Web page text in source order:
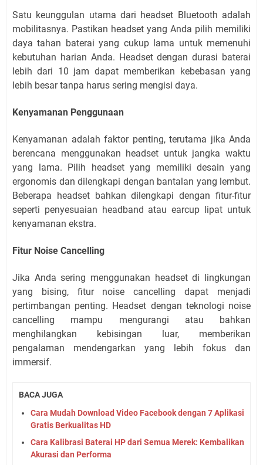
Satu keunggulan utama dari headset Bluetooth adalah
mobilitasnya. Pastikan headset yang Anda pilih memiliki
daya tahan baterai yang cukup lama untuk memenuhi
kebutuhan harian Anda. Headset dengan durasi baterai
lebih dari 10 jam dapat memberikan kebebasan yang
lebih besar tanpa harus sering mengisi daya.
Kenyamanan Penggunaan
Kenyamanan adalah faktor penting, terutama jika Anda
berencana menggunakan headset untuk jangka waktu
yang lama. Pilih headset yang memiliki desain yang
ergonomis dan dilengkapi dengan bantalan yang lembut.
Beberapa headset bahkan dilengkapi dengan fitur-fitur
seperti penyesuaian headband atau earcup lipat untuk
kenyamanan ekstra.
Fitur Noise Cancelling
Jika Anda sering menggunakan headset di lingkungan
yang bising, fitur noise cancelling dapat menjadi
pertimbangan penting. Headset dengan teknologi noise
cancelling mampu mengurangi atau bahkan
menghilangkan kebisingan luar, memberikan
pengalaman mendengarkan yang lebih fokus dan
immersif.
BACA JUGA
Cara Mudah Download Video Facebook dengan 7 Aplikasi
Gratis Berkualitas HD
Cara Kalibrasi Baterai HP dari Semua Merek: Kembalikan
Akurasi dan Performa